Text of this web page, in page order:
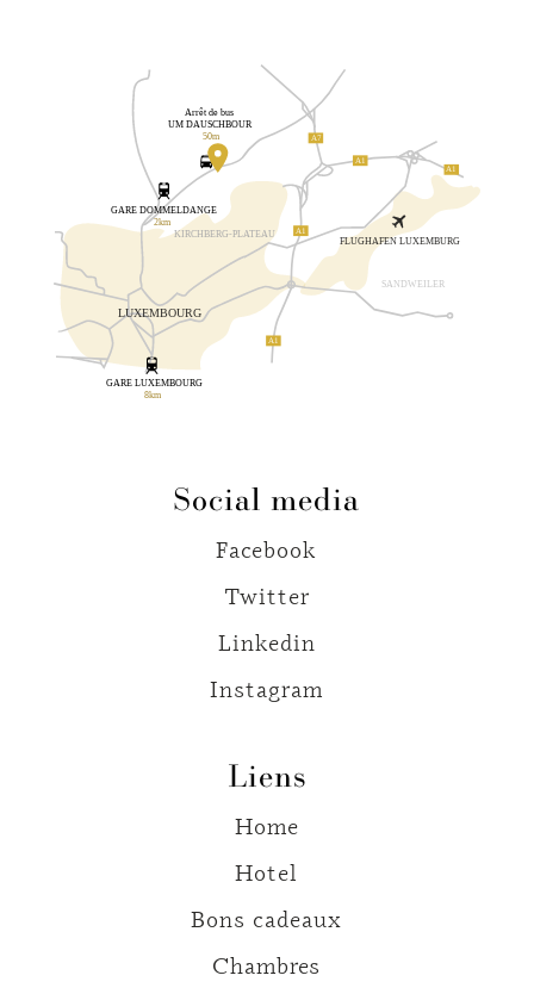
Social media
Facebook
Twitter
Linkedin
Instagram
Liens
Home
Hotel
Bons cadeaux
Chambres